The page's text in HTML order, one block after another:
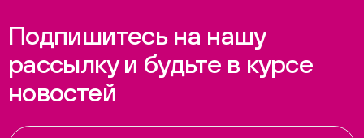
Подпишитесь на нашу
рассылку и будьте в курсе
новостей